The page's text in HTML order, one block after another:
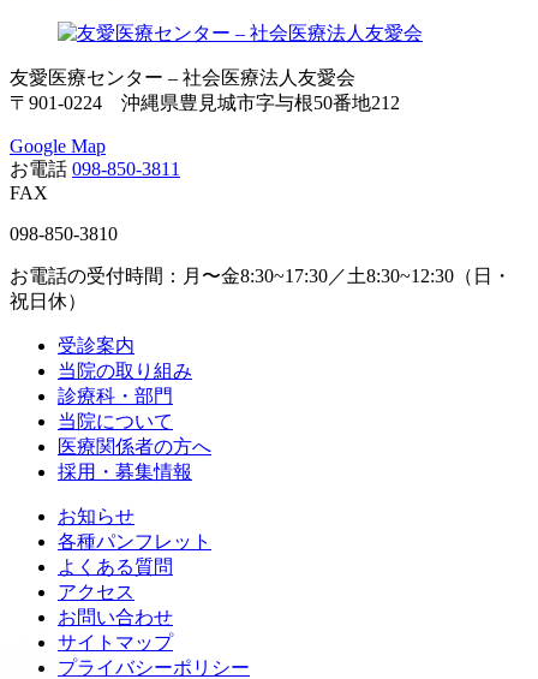
友愛医療センター – 社会医療法人友愛会
〒901-0224 沖縄県豊見城市字与根50番地212
Google Map
お電話 098-850-3811
FAX
098-850-3810
お電話の受付時間：月〜金8:30~17:30／土8:30~12:30（日・
祝日休）
受診案内
当院の取り組み
診療科・部門
当院について
医療関係者の方へ
採用・募集情報
お知らせ
各種パンフレット
よくある質問
アクセス
お問い合わせ
サイトマップ
プライバシーポリシー